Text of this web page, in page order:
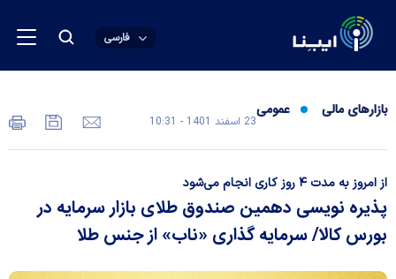
فارسی
بازارهای مالی عمومی
23 اسفند 1401 - 10:31
از امروز به مدت ۴ روز کاری انجام می‌شود
پذیره نویسی دهمین صندوق طلای بازار سرمایه در
بورس کالا/ سرمایه گذاری «ناب» از جنس طلا